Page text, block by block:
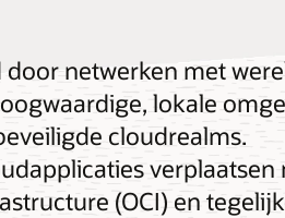
netwerken met
lokale
cloudrealms.
verplaatsen
(OCI) en